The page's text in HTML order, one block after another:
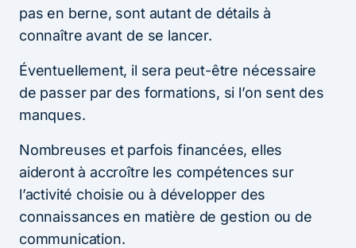
pas en berne, sont autant de détails à
connaître avant de se lancer.
Éventuellement, il sera peut-être nécessaire
de passer par des formations, si l’on sent des
manques.
Nombreuses et parfois financées, elles
aideront à accroître les compétences sur
l’activité choisie ou à développer des
connaissances en matière de gestion ou de
communication.